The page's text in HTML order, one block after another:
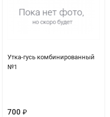
Утка-гусь комбинированный
№1
700 ₽